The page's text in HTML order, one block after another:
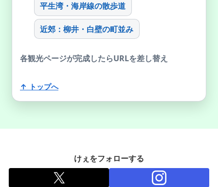
平生湾・海岸線の散歩道
近郊：柳井・白壁の町並み
各観光ページが完成したらURLを差し替え
↑ トップへ
けぇをフォローする